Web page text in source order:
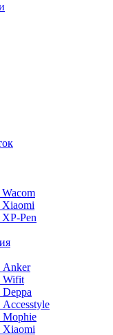
Pen
Anker
Wifit
Xiaomi